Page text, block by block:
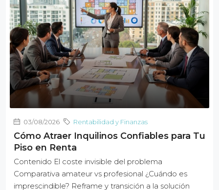
03/08/2026 Rentabilidad y Finanzas
Cómo Atraer Inquilinos Confiables para Tu
Piso en Renta
Contenido El coste invisible del problema
Comparativa amateur vs profesional ¿Cuándo es
imprescindible? Reframe y transición a la solución